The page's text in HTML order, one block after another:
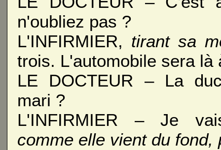
n'oubliez pas ?
L'INFIRMIER, tirant sa
trois. L'automobile sera là
LE DOCTEUR – La
mari ?
L'INFIRMIER – Je
comme elle vient du fond,